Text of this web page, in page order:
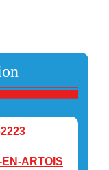
ARTOIS